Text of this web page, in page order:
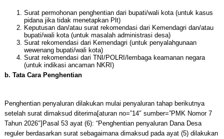
Surat permohonan penghentian dari bupati/wali kota (untuk kasus
pidana jika tidak menetapkan Plt)
Keputusan dan/atau surat rekomendasi dari Kemendagri dan/atau
bupati/wali kota (untuk masalah administrasi desa)
Surat rekomendasi dari Kemendagri (untuk penyalahgunaan
wewenang bupati/wali kota)
Surat rekomendasi dari TNI/POLRI/lembaga keamanan negara
(untuk indikasi ancaman NKRI)
b. Tata Cara Penghentian
Penghentian penyaluran dilakukan mulai penyaluran tahap berikutnya
setelah surat dimaksud diterima[aturan no=”14″ sumber=”PMK Nomor 7
Tahun 2026″]Pasal 53 ayat (6): “Penghentian penyaluran Dana Desa
reguler berdasarkan surat sebagaimana dimaksud pada ayat (5) dilakukan